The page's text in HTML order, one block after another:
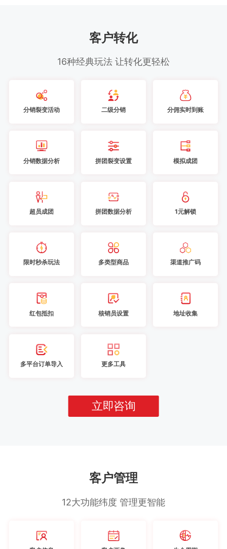
客户转化
16种经典玩法 让转化更轻松
分销裂变活动 二级分销 分佣实时到账
分销数据分析 拼团裂变设置 模拟成团
超员成团 拼团数据分析 1元解锁
限时秒杀玩法 多类型商品 渠道推广码
红包抵扣 核销员设置 地址收集
多平台订单导入 更多工具
立即咨询
客户管理
12大功能纬度 管理更智能